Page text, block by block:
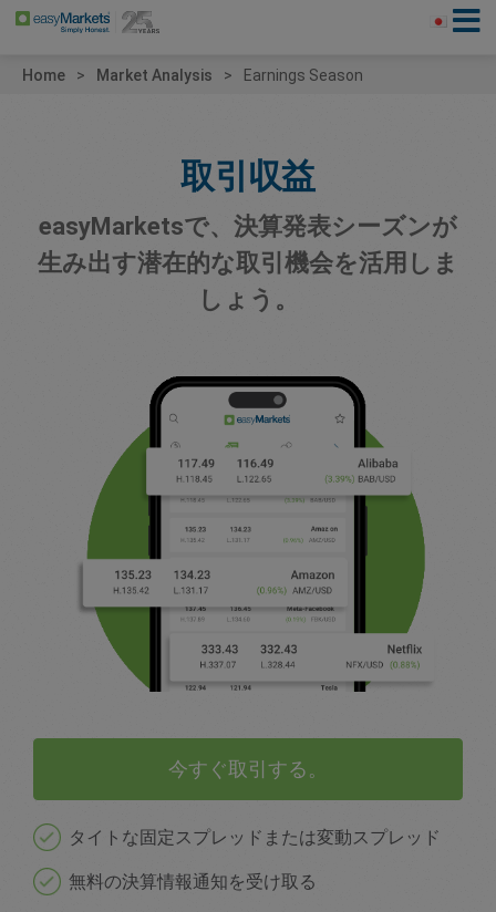
Home Market Analysis Earnings Season
取引収益
easyMarketsで、決算発表シーズンが
生み出す潜在的な取引機会を活用しま
しょう。
今すぐ取引する。
タイトな固定スプレッドまたは変動スプレッド
無料の決算情報通知を受け取る